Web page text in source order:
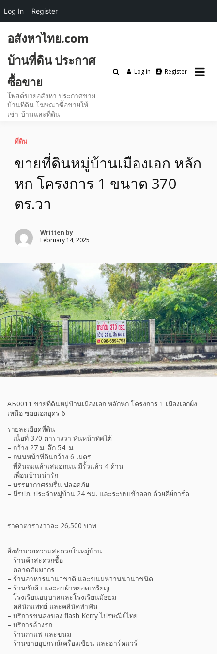
content
อสังหาไทย.com
บ้านที่ดิน ประกาศ
ซื้อขาย
โพสต์ขายอสังหา ประกาศขาย
บ้านที่ดิน โฆษณาซื้อขายให้
เช่า-บ้านและที่ดิน
Log in Register
ที่ดิน
ขายที่ดินหมู่บ้านเมืองเอก หลัก
หก โครงการ 1 ขนาด 370
ตร.วา
Written by
February 14, 2025
AB0011 ขายที่ดินหมู่บ้านเมืองเอก หลักหก โครงการ 1 เมืองเอกฝั่ง
เหนือ ซอยเอกอุดร 6
รายละเอียดที่ดิน
– เนื้อที่ 370 ตารางวา หันหน้าทิศใต้
– กว้าง 27 ม. ลึก 54. ม.
– ถนนหน้าที่ดินกว้าง 6 เมตร
– ที่ดินถมแล้วเสมอถนน มีรั้วแล้ว 4 ด้าน
– เพื่อนบ้านน่ารัก
– บรรยากาศร่มรื่น ปลอดภัย
– มีรปภ. ประจำหมู่บ้าน 24 ชม. และระบบเข้าออก ด้วยคีย์การ์ด
ราคาตารางวาละ 26,500 บาท
สิ่งอำนวยความสะดวกในหมู่บ้าน
– ร้านค้าสะดวกซื้อ
– ตลาดสัมมากร
– ร้านอาหารนานาชาติ และขนมหวานนานาชนิด
– ร้านซักผ้า และอบผ้าหยอดเหรียญ
– โรงเรียนอนุบาลและโรงเรียนมัธยม
– คลินิกแพทย์ และคลีนิคทำฟัน
– บริการขนส่งของ flash Kerry ไปรษณีย์ไทย
– บริการล้างรถ
– ร้านกาแฟ และขนม
– ร้านขายอุปกรณ์เครื่องเขียน และฮาร์ดแวร์
Log In Register